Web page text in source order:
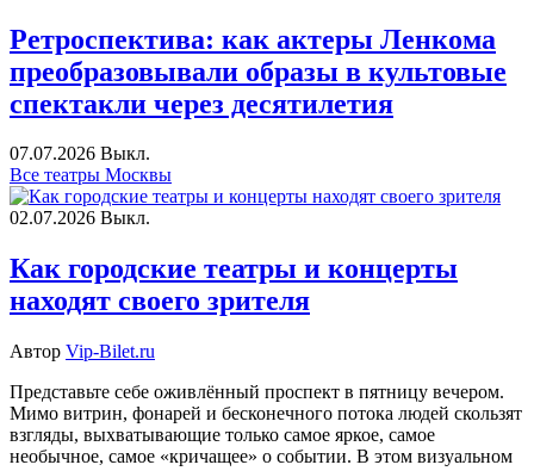
Ретроспектива: как актеры Ленкома
преобразовывали образы в культовые
спектакли через десятилетия
07.07.2026 Выкл.
Все театры Москвы
02.07.2026 Выкл.
Как городские театры и концерты
находят своего зрителя
Автор Vip-Bilet.ru
Представьте себе оживлённый проспект в пятницу вечером.
Мимо витрин, фонарей и бесконечного потока людей скользят
взгляды, выхватывающие только самое яркое, самое
необычное, самое «кричащее» о событии. В этом визуальном